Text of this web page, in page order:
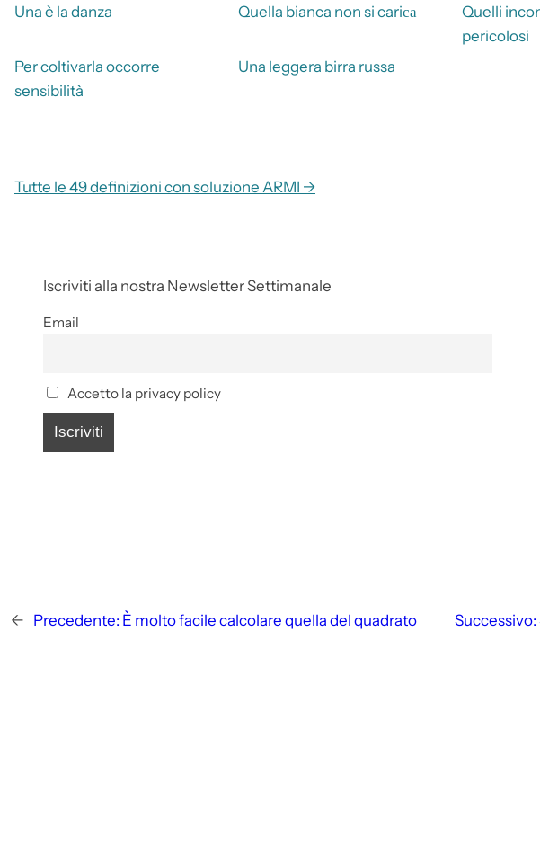
Una è la danza Quella bianca non si cariса
Quelli
pericolosi
Per coltivarla occorre
sensibilità
Una leggera birra russa
Tutte le 49 definizioni con soluzione ARMI →
Iscriviti alla nostra Newsletter Settimanale
Email
Accetto la privacy policy
← Precedente: È molto facile calcolare quella del quadrato Successivo: